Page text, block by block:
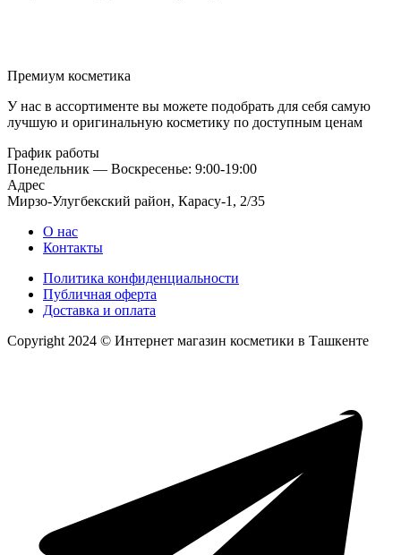
Премиум косметика
У нас в ассортименте вы можете подобрать для себя самую
лучшую и оригинальную косметику по доступным ценам
График работы
Понедельник — Воскресенье: 9:00-19:00
Адрес
Мирзо-Улугбекский район, Карасу-1, 2/35
О нас
Контакты
Политика конфиденциальности
Публичная оферта
Доставка и оплата
Copyright 2024 © Интернет магазин косметики в Ташкенте